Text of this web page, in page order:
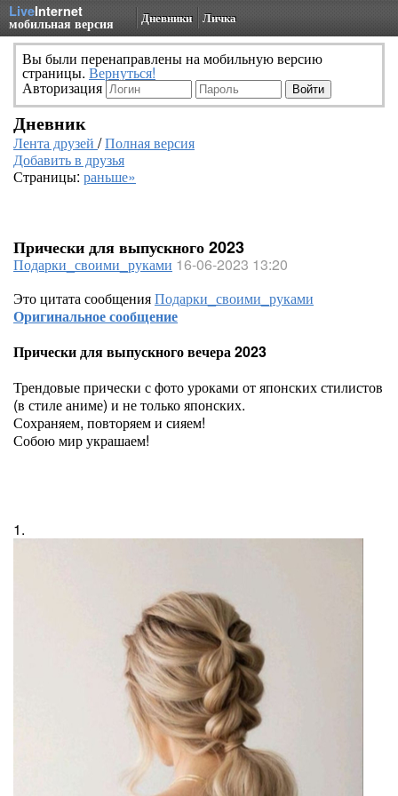
LiveInternet
мобильная версия Дневники Личка
Вы были перенаправлены на мобильную версию
страницы. Вернуться!
Авторизация
Дневник
Лента друзей /Полная версия
Добавить в друзья
Страницы: раньше»
Прически для выпускного 2023
Подарки_своими_руками 16-06-2023 13:20
Это цитата сообщенияПодарки_своими_руками
Оригинальное сообщение
Прически для выпускного вечера 2023
Трендовые прически с фото уроками от японских стилистов
(в стиле аниме) и не только японских.
Сохраняем, повторяем и сияем!
Собою мир украшаем!
1.